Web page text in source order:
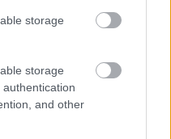
storage
storage
and other
KORÁBBAN KEZDŐDIK
FELKÉSZÜLÉSI
érdekében másfél órával
elleni találkozó